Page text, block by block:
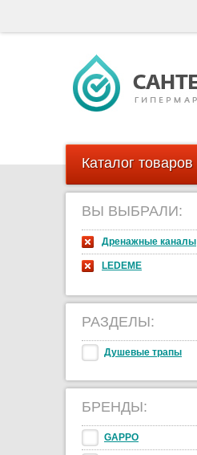
Каталог товаров
ВЫ ВЫБРАЛИ:
Дренажные каналы
LEDEME
РАЗДЕЛЫ:
Душевые трапы
БРЕНДЫ:
GAPPO